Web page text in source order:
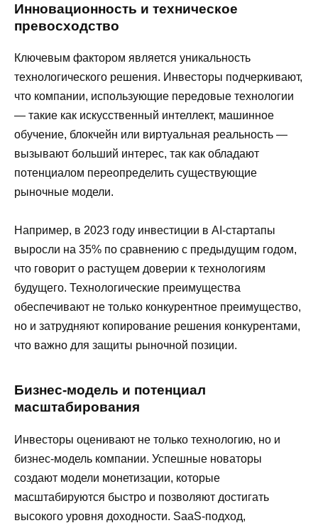
Инновационность и техническое
превосходство
Ключевым фактором является уникальность
технологического решения. Инвесторы подчеркивают,
что компании, использующие передовые технологии
— такие как искусственный интеллект, машинное
обучение, блокчейн или виртуальная реальность —
вызывают больший интерес, так как обладают
потенциалом переопределить существующие
рыночные модели.
Например, в 2023 году инвестиции в AI-стартапы
выросли на 35% по сравнению с предыдущим годом,
что говорит о растущем доверии к технологиям
будущего. Технологические преимущества
обеспечивают не только конкурентное преимущество,
но и затрудняют копирование решения конкурентами,
что важно для защиты рыночной позиции.
Бизнес-модель и потенциал
масштабирования
Инвесторы оценивают не только технологию, но и
бизнес-модель компании. Успешные новаторы
создают модели монетизации, которые
масштабируются быстро и позволяют достигать
высокого уровня доходности. SaaS-подход,